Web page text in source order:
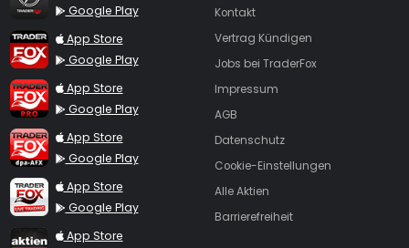
Google Play
TraderFox App
App Store
Google Play
TraderFox Pro
App Store
Google Play
TraderFox dpa-AFX ProFeed
App Store
Google Play
TraderFox Live Trading
App Store
Google Play
TraderFox aktien Magazin
App Store
Kontakt
Vertrag Kündigen
Jobs bei TraderFox
Impressum
AGB
Datenschutz
Cookie-Einstellungen
Alle Aktien
Barrierefreiheit